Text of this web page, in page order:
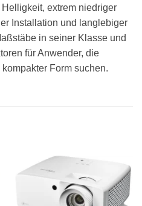
extrem niedriger
Installation und langlebiger
in seiner Klasse und
für Anwender, die
Form suchen.